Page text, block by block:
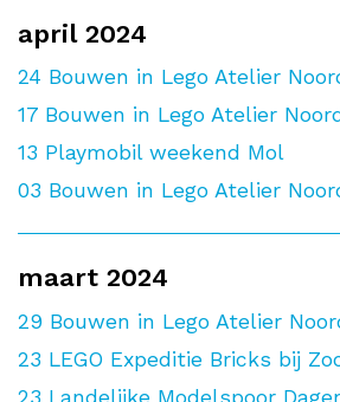
april 2024
24 Bouwen in Lego Atelier
17 Bouwen in Lego Atelier
13 Playmobil weekend Mol
03 Bouwen in Lego Atelier
maart 2024
29 Bouwen in Lego Atelier
23 LEGO Expeditie Bricks bij